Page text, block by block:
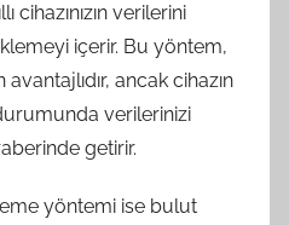
cihazınızın verilerini
içerir. Bu yöntem,
avantajlıdır, ancak cihazın
verilerinizi
getirir.
yöntemi ise bulut